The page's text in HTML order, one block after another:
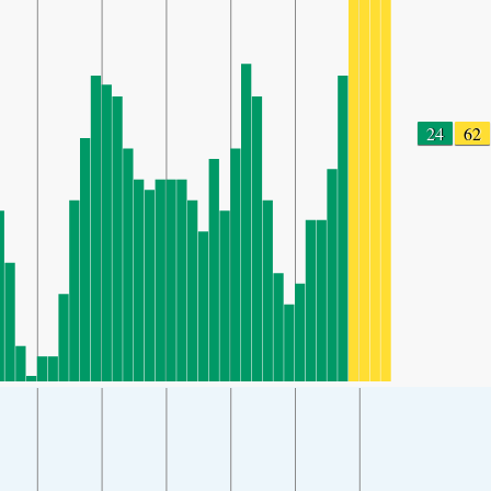
24 62